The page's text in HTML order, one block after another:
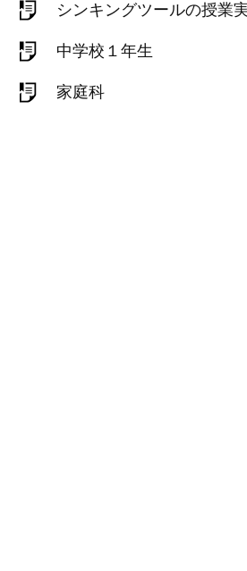
シンキングツールの授業
中学校１年生
家庭科